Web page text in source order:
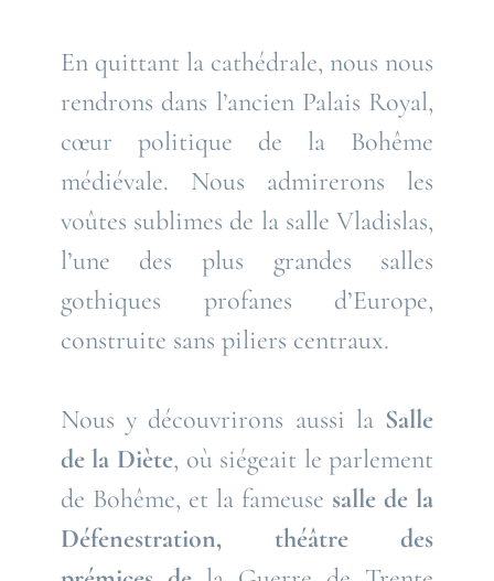
En quittant la cathédrale, nous nous
rendrons dans l’ancien Palais Royal,
cœur politique de la Bohême
médiévale. Nous admirerons les
voûtes sublimes de la salle Vladislas,
l’une des plus grandes salles
gothiques profanes d’Europe,
construite sans piliers centraux.
Nous y découvrirons aussi la Salle
de la Diète, où siégeait le parlement
de Bohême, et la fameuse salle de la
Défenestration, théâtre des